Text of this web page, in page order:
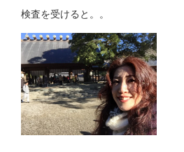
検査を受けると。。